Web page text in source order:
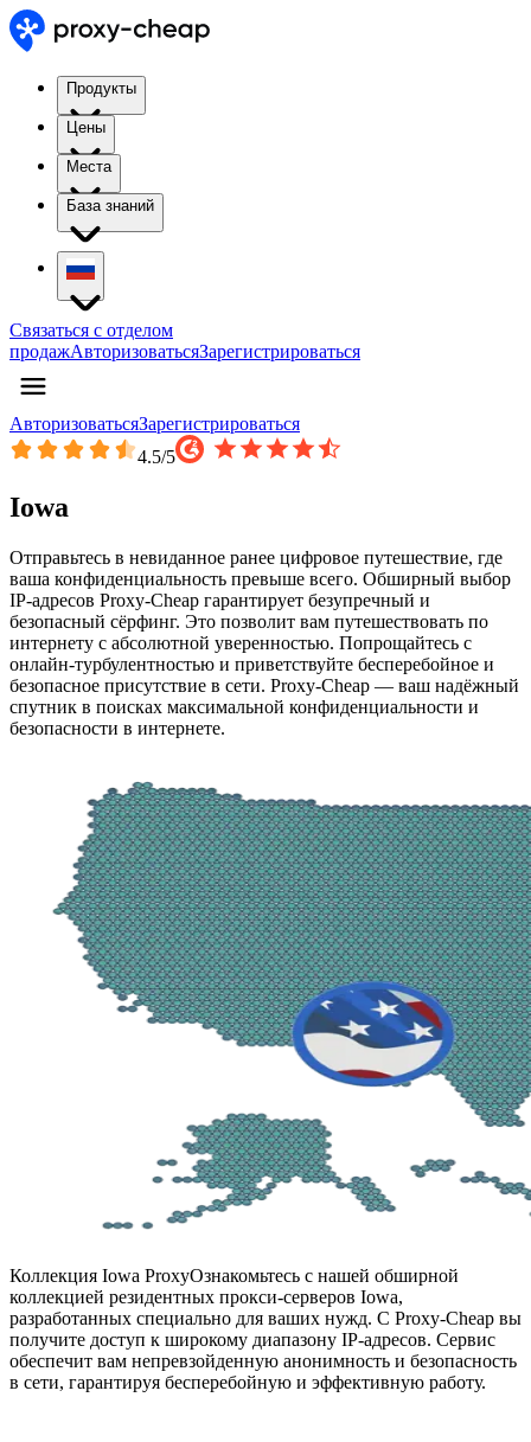
Продукты
Цены
Места
База знаний
Связаться с отделом
продажАвторизоватьсяЗарегистрироваться
АвторизоватьсяЗарегистрироваться
4.5/5
Iowa
Отправьтесь в невиданное ранее цифровое путешествие, где
ваша конфиденциальность превыше всего. Обширный выбор
IP-адресов Proxy-Cheap гарантирует безупречный и
безопасный сёрфинг. Это позволит вам путешествовать по
интернету с абсолютной уверенностью. Попрощайтесь с
онлайн-турбулентностью и приветствуйте бесперебойное и
безопасное присутствие в сети. Proxy-Cheap — ваш надёжный
спутник в поисках максимальной конфиденциальности и
безопасности в интернете.
Коллекция Iowa ProxyОзнакомьтесь с нашей обширной
коллекцией резидентных прокси-серверов Iowa,
разработанных специально для ваших нужд. С Proxy-Cheap вы
получите доступ к широкому диапазону IP-адресов. Сервис
обеспечит вам непревзойденную анонимность и безопасность
в сети, гарантируя бесперебойную и эффективную работу.